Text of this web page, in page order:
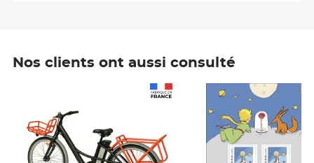
Nos clients ont aussi consulté
Prix 7,50€